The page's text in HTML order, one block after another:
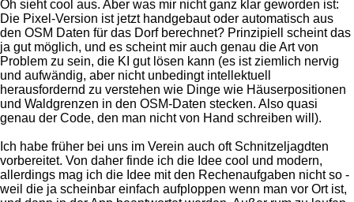
Oh sieht cool aus. Aber was mir nicht ganz klar geworden ist:
Die Pixel-Version ist jetzt handgebaut oder automatisch aus
den OSM Daten für das Dorf berechnet? Prinzipiell scheint das
ja gut möglich, und es scheint mir auch genau die Art von
Problem zu sein, die KI gut lösen kann (es ist ziemlich nervig
und aufwändig, aber nicht unbedingt intellektuell
herausfordernd zu verstehen wie Dinge wie Häuserpositionen
und Waldgrenzen in den OSM-Daten stecken. Also quasi
genau der Code, den man nicht von Hand schreiben will).
Ich habe früher bei uns im Verein auch oft Schnitzeljagdten
vorbereitet. Von daher finde ich die Idee cool und modern,
allerdings mag ich die Idee mit den Rechenaufgaben nicht so -
weil die ja scheinbar einfach aufploppen wenn man vor Ort ist,